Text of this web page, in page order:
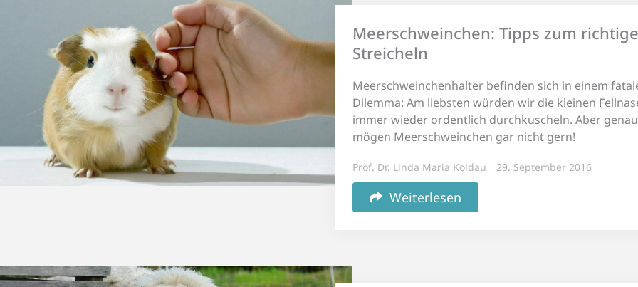
Meerschweinchen: Tipps zum
Streicheln
Meerschweinchenhalter befinden sich in einem
Dilemma: Am liebsten würden wir die kleinen
immer wieder ordentlich durchkuscheln. Aber
mögen Meerschweinchen gar nicht gern!
Prof. Dr. Linda Maria Koldau 29. September 2016
Weiterlesen